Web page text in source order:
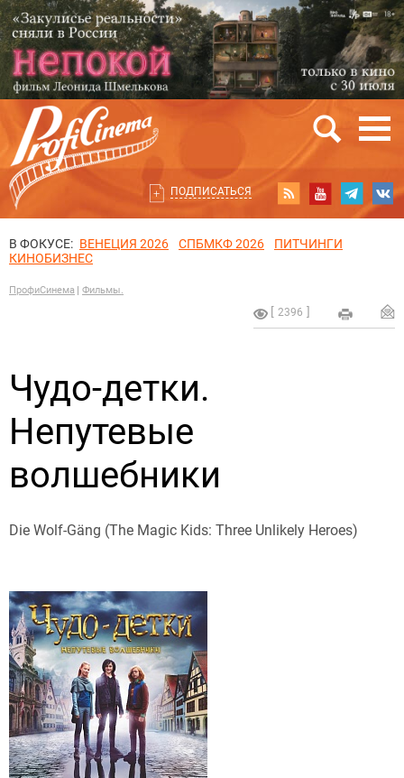
ПОДПИСАТЬСЯ
В ФОКУСЕ: ВЕНЕЦИЯ 2026 СПБМКФ 2026
ПИТЧИНГИ
КИНОБИЗНЕС
ПрофиСинема Фильмы.
2396
Чудо-детки.
Непутевые
волшебники
Die Wolf-Gäng (The Magic Kids: Three Unlikely Heroes)